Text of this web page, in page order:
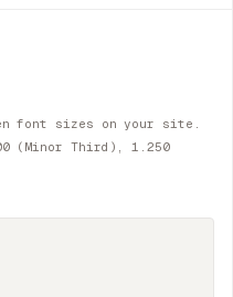
font sizes on your site.
(Minor Third), 1.250